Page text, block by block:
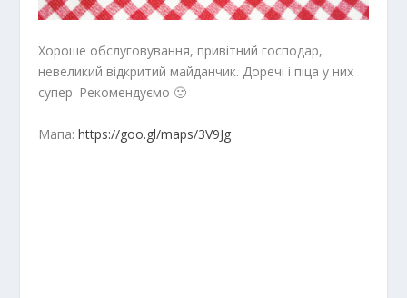
Хороше обслуговування, привітний господар,
невеликий відкритий майданчик. Доречі і піца у них
супер. Рекомендуємо 🙂
Мапа:https://goo.gl/maps/3V9Jg